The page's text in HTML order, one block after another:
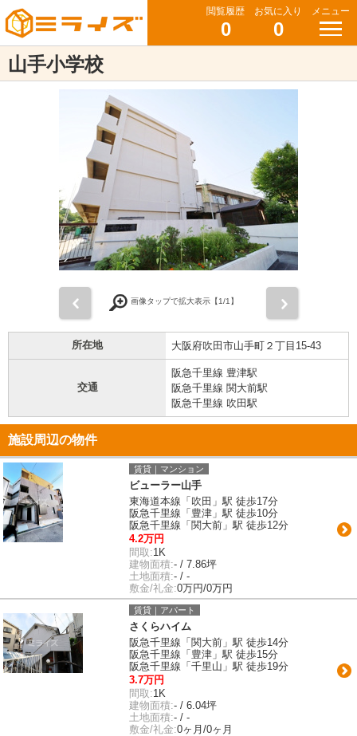
閲覧履歴
0
お気に入り
0
メニュー
山手小学校
画像タップで拡大表示【1/1】
所在地 大阪府吹田市山手町２丁目15-43
交通
阪急千里線 豊津駅
阪急千里線 関大前駅
阪急千里線 吹田駅
施設周辺の物件
賃貸｜マンション
ビューラー山手
東海道本線「吹田」駅 徒歩17分
阪急千里線「豊津」駅 徒歩10分
阪急千里線「関大前」駅 徒歩12分
4.2万円
間取:1K
建物面積:- / 7.86坪
土地面積:- / -
敷金/礼金:0万円/0万円
賃貸｜アパート
さくらハイム
阪急千里線「関大前」駅 徒歩14分
阪急千里線「豊津」駅 徒歩15分
阪急千里線「千里山」駅 徒歩19分
3.7万円
間取:1K
建物面積:- / 6.04坪
土地面積:- / -
敷金/礼金:0ヶ月/0ヶ月